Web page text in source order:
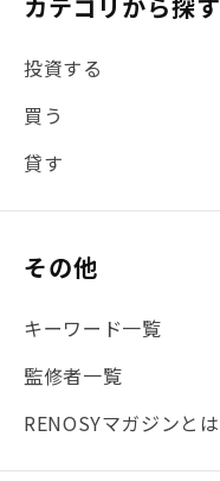
投資する
買う
貸す
その他
キーワード一覧
監修者一覧
RENOSYマガジンとは